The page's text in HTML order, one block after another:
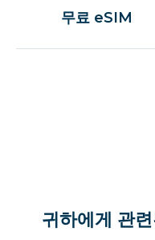
무료 eSIM
귀하에게 관